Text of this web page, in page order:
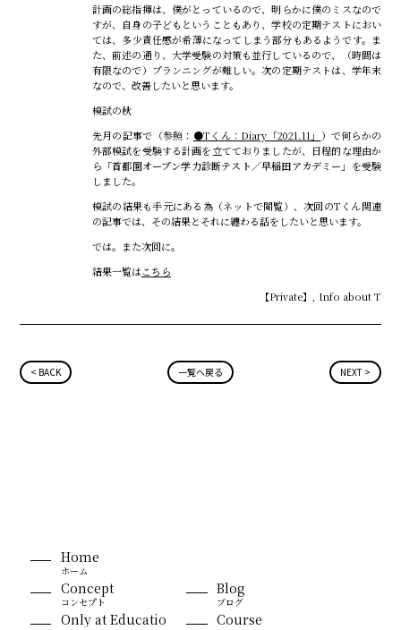
計画の総指揮は、僕がとっているので、明らかに僕のミスなので
すが、自身の子どもということもあり、学校の定期テストにおい
ては、多少責任感が希薄になってしまう部分もあるようです。ま
た、前述の通り、大学受験の対策も並行しているので、（時間は
有限なので）プランニングが難しい。次の定期テストは、学年末
なので、改善したいと思います。
模試の秋
先月の記事で（参照： ●Tくん：Diary「2021.11」 ）で何らかの
外部模試を受験する計画を立てておりましたが、日程的な理由か
ら 「首都圏オープン学力診断テスト／早稲田アカデミー」 を受験
しました。
模試の結果も手元にある為（ネットで閲覧）、次回のTくん関連
の記事では、その結果とそれに纏わる話をしたいと思います。
では。また次回に。
結果一覧はこちら
【Private】
Info about T
BACK 一覧へ戻る NEXT
Home
ホーム
Concept
コンセプト
Only at Educatio
Blog
ブログ
Course